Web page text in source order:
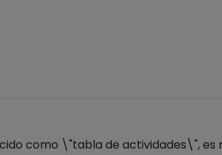
como \"tabla de actividades\", es